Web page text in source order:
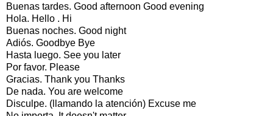
Buenas tardes. Good afternoon Good evening
Hola. Hello . Hi
Buenas noches. Good night
Adiós. Goodbye Bye
Hasta luego. See you later
Por favor. Please
Gracias. Thank you Thanks
De nada. You are welcome
Disculpe. (llamando la atención) Excuse me